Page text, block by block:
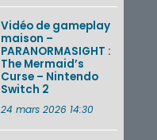
Vidéo de gameplay
maison –
PARANORMASIGHT :
The Mermaid’s
Curse – Nintendo
Switch 2
24 mars 2026 14:30